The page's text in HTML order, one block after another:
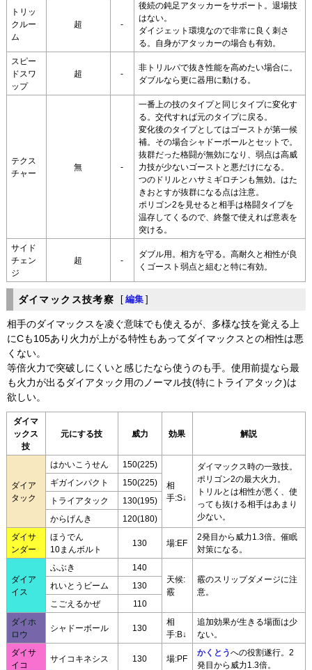
トリッ
クルー
ム
超 -
後続の鈍足アタッカーをサポート。退場技
はない。
ダイジェット環境なので非常に良く刺さ
る。自身がアタッカーの場合も有効。
スピー
ドスワ
ップ
超 -
非トリルパで抜き性能を高めたい場合に。
ダブルなら更に器用に動ける。
テクス
チャー
無 -
一番上の技のタイプと同じタイプに変化す
る。交代すれば元のタイプに戻る。
変化後のタイプとしてはゴーストが第一候
補。その場合シャドーボールとセットで。
抜群だった格闘が無効になり、弱点は高威
力技が少ないゴーストと悪だけになる。
つのドリルとハサミギロチンも無効。はた
きおとすが抜群になる点は注意。
ポリゴン2を見せると相手は格闘タイプを
温存してくるので、終盤で使えれば意表を
突ける。
サイド
チェン
ジ
超 -
ダブル用。相方を守る。高耐久と相性が良
くゴースト弱点と組むと特に有効。
ダイマックス技考察 [ 編集 ]
相手のダイマックスを凌ぐ意味でも使えるが、多様な技を覚える上
にCも105あり火力が上がる特性もあってダイマックスとの相性は悪
くない。
等倍火力で突破しにくいと感じたなら使うのも手。使用前提なら最
も火力が出るダイアタック用のノーマル技(特にトライアタック)は
欲しい。
ダイマ
ックス
技
元にする技 威力 効果 解説
ダイア
タック
はかいこうせん 150(225)
相
手:S↓
ダイマックス時の一致技。
ポリゴン2の最大火力。
トリルとは相性が悪く、使
っても抜ける相手はあまり
少ない。
ギガインパクト 150(225)
トライアタック 130(195)
からげんき 120(180)
ダイサ
ンダー
ほうでん
10まんボルト
130 場:EF
2発目から威力1.3倍。催眠
対策になる。
ダイア
イス
ふぶき
140
天候:
霰
霰のスリップダメージに注
意。
れいとうビーム 130
こごえるかぜ 110
ダイホ
ロウ
シャドーボール 130
相
手:B↓
追加効果が生きる場面は少
ない。
ダイサ
イコ
サイコキネシス 130 場:PF
かくとうへの役割遂行。2
発目から威力1.3倍。